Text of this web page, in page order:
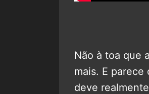
Não à toa que
mais. E
deve